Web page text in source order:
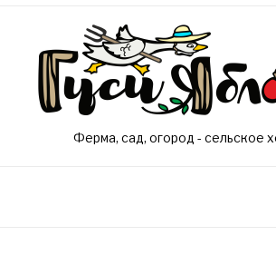
Ферма, сад, огород - сельское